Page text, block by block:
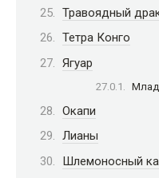
Травоядный
Тетра Конго
Ягуар
Окапи
Лианы
Шлемоносный